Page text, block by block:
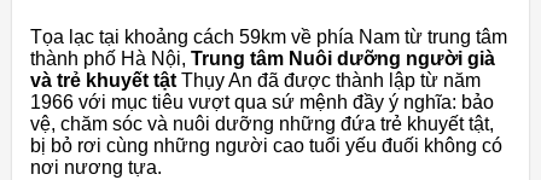
Tọa lạc tại khoảng cách 59km về phía Nam từ trung tâm
thành phố Hà Nội, Trung tâm Nuôi dưỡng người già
và trẻ khuyết tật Thụy An đã được thành lập từ năm
1966 với mục tiêu vượt qua sứ mệnh đầy ý nghĩa: bảo
vệ, chăm sóc và nuôi dưỡng những đứa trẻ khuyết tật,
bị bỏ rơi cùng những người cao tuổi yếu đuối không có
nơi nương tựa.